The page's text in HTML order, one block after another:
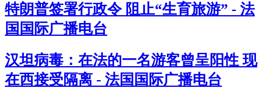
特朗普签署行政令 阻止“生育旅游” - 法
国国际广播电台
汉坦病毒：在法的一名游客曾呈阳性 现
在西接受隔离 - 法国国际广播电台